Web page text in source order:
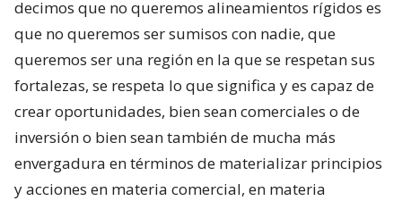
decimos que no queremos alineamientos rígidos es
que no queremos ser sumisos con nadie, que
queremos ser una región en la que se respetan sus
fortalezas, se respeta lo que significa y es capaz de
crear oportunidades, bien sean comerciales o de
inversión o bien sean también de mucha más
envergadura en términos de materializar principios
y acciones en materia comercial, en materia